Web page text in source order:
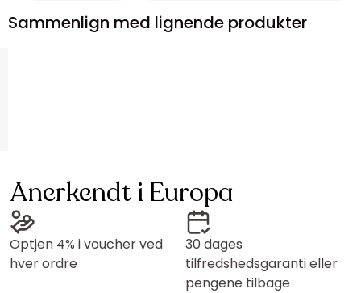
Sammenlign med lignende produkter
Anerkendt i Europa
Optjen 4% i voucher ved
hver ordre
30 dages
tilfredshedsgaranti eller
pengene tilbage